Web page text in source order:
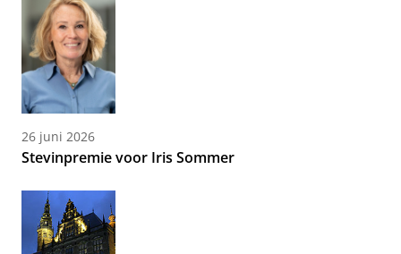
26 juni 2026
Stevinpremie voor Iris Sommer